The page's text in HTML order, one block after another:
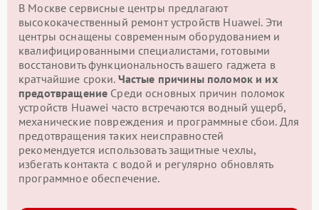
В Москве сервисные центры предлагают
высококачественный ремонт устройств Huawei. Эти
центры оснащены современным оборудованием и
квалифицированными специалистами, готовыми
восстановить функциональность вашего гаджета в
кратчайшие сроки. Частые причины поломок и их
предотвращение Среди основных причин поломок
устройств Huawei часто встречаются водный ущерб,
механические повреждения и программные сбои. Для
предотвращения таких неисправностей
рекомендуется использовать защитные чехлы,
избегать контакта с водой и регулярно обновлять
программное обеспечение.